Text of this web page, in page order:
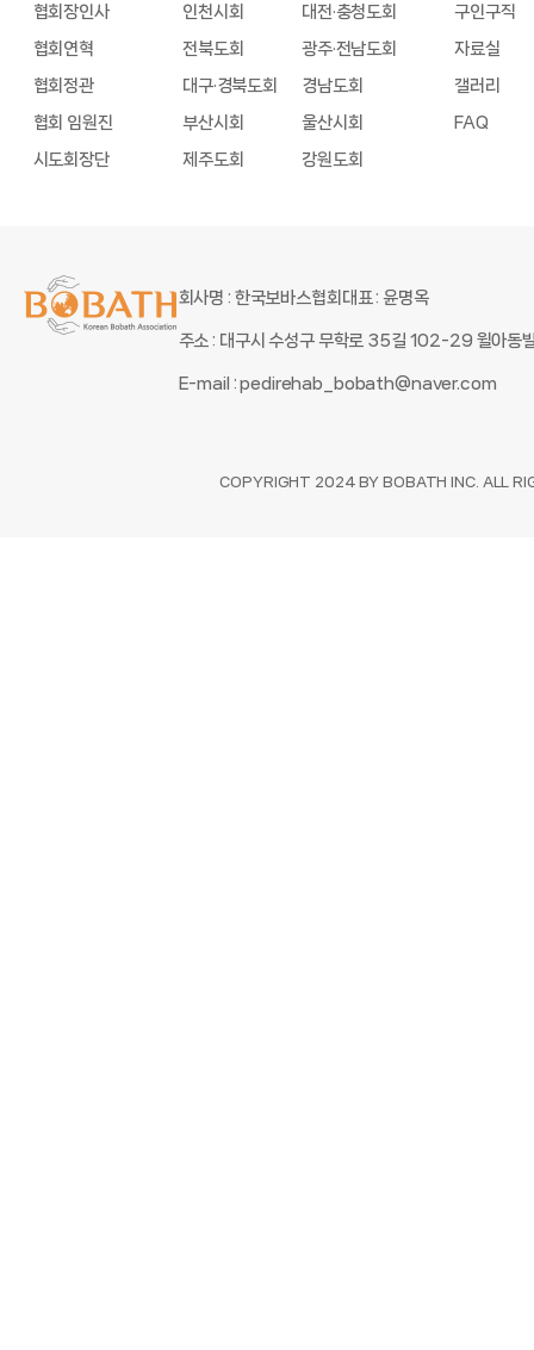
협회장인사
협회연혁
협회정관
협회 임원진
시도회장단
인천시회
대전·충청도회
전북도회
광주·전남도회
대구·경북도회
경남도회
부산시회
울산시회
제주도회
강원도회
구인구직
자료실
갤러리
FAQ
회사명 : 한국보바스협회 대표 : 윤명옥
주소 : 대구시 수성구 무학로 35길 102-29 윌아동
E-mail : pedirehab_bobath@naver.com
COPYRIGHT 2024 BY BOBATH INC. ALL